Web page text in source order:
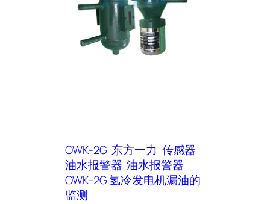
OWK-2G 东方一力 传感器
油水报警器 油水报警器
OWK-2G 氢冷发电机漏油的
监测